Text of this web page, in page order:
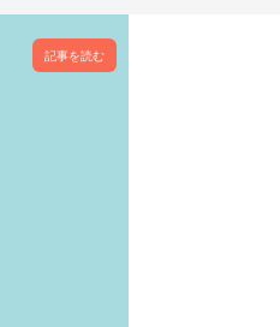
記事を読む